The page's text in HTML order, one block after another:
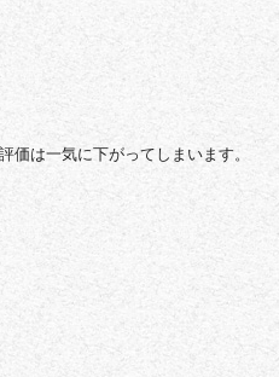
価は一気に下がってしまいます。